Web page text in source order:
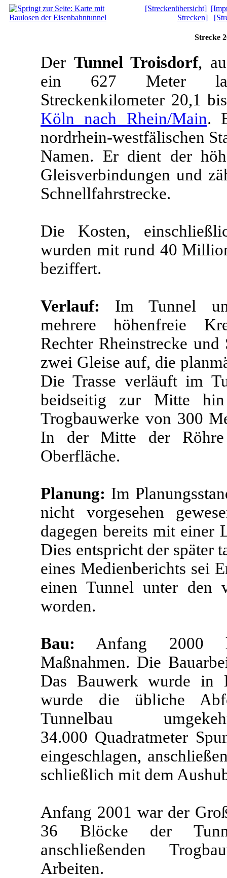
[Streckenübersicht]
Strecken]
Strecke
Der Tunnel Troisdorf,
ein 627 Meter
Streckenkilometer 20,1
Köln nach Rhein/Main.
nordrhein-westfälischen
Namen. Er dient der
Gleisverbindungen und
Schnellfahrstrecke.
Die Kosten,
wurden mit rund 40
beziffert.
Verlauf: Im Tunnel
mehrere höhenfreie
Rechter Rheinstrecke
zwei Gleise auf, die
Die Trasse verläuft im
beidseitig zur Mitte
Trogbauwerke von 300
In der Mitte der
Oberfläche.
Planung: Im
nicht vorgesehen
dagegen bereits mit einer
Dies entspricht der später
eines Medienberichts sei
einen Tunnel unter den
worden.
Bau: Anfang 2000
Maßnahmen. Die
Das Bauwerk wurde in
wurde die übliche
Tunnelbau
34.000 Quadratmeter
eingeschlagen,
schließlich mit dem
Anfang 2001 war der
36 Blöcke der
anschließenden
Arbeiten.